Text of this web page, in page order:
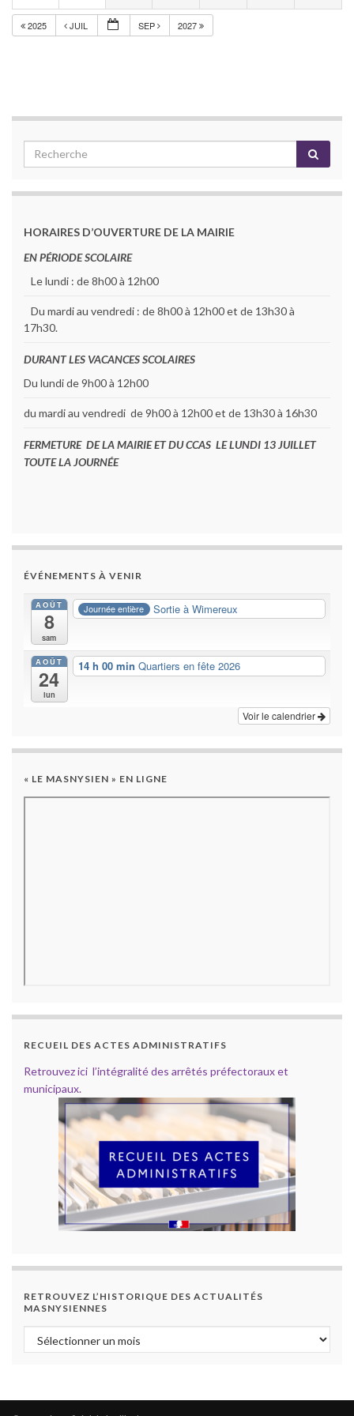
2025 JUIL SEP 2027
HORAIRES D’OUVERTURE DE LA MAIRIE
EN PÉRIODE SCOLAIRE
Le lundi : de 8h00 à 12h00
Du mardi au vendredi : de 8h00 à 12h00 et de 13h30 à
17h30.
DURANT LES VACANCES SCOLAIRES
Du lundi de 9h00 à 12h00
du mardi au vendredi de 9h00 à 12h00 et de 13h30 à 16h30
FERMETURE DE LA MAIRIE ET DU CCAS LE LUNDI 13 JUILLET
TOUTE LA JOURNÉE
ÉVÉNEMENTS À VENIR
AOÛT
8
sam
Journée entière Sortie à Wimereux
AOÛT
24
lun
14 h 00 min Quartiers en fête 2026
Voir le calendrier
« LE MASNYSIEN » EN LIGNE
RECUEIL DES ACTES ADMINISTRATIFS
Retrouvez ici l’intégralité des arrêtés préfectoraux et
municipaux.
RETROUVEZ L’HISTORIQUE DES ACTUALITÉS
MASNYSIENNES
Retrouvez l’historique des actualités masnysiennes